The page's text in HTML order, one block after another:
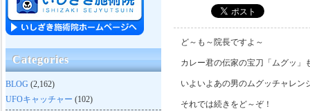
ど～も～院長ですよ～
カレー君の伝家の宝刀「ムグッ」
いよいよあの男のムグッチャレン
それでは続きをど～ぞ！
Categories
BLOG (2,162)
UFOキャッチャー (102)